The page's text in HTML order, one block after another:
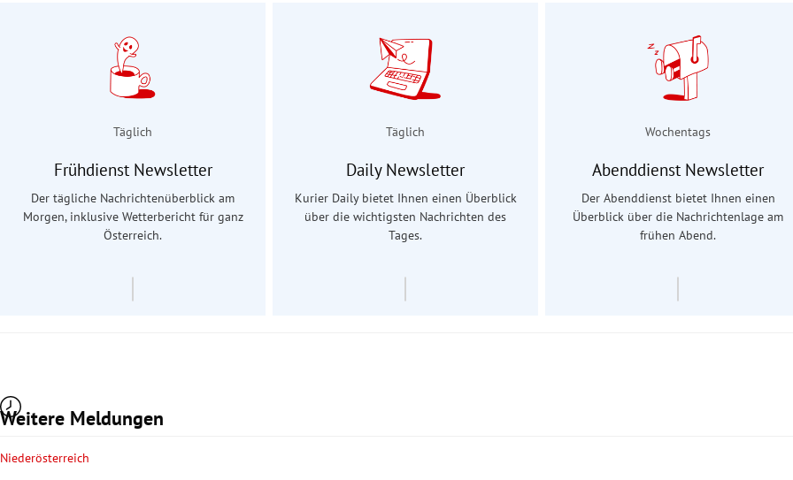
Täglich
Frühdienst Newsletter
Der tägliche Nachrichtenüberblick am
Morgen, inklusive Wetterbericht für ganz
Österreich.
Täglich
Daily Newsletter
Kurier Daily bietet Ihnen einen Überblick
über die wichtigsten Nachrichten des
Tages.
Wochentags
Abenddienst Newsletter
Der Abenddienst bietet Ihnen einen
Überblick über die Nachrichtenlage am
frühen Abend.
Weitere Meldungen
Niederösterreich